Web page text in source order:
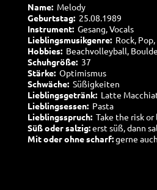
Name: Melody
Geburtstag: 25.08.1989
Instrument: Gesang, Vocals
Lieblingsmusikgenre: Rock,
Hobbies: Beachvolleyball,
Schuhgröße: 37
Stärke: Optimismus
Schwäche: Süßigkeiten
Lieblingsgetränk: Latte
Lieblingsessen: Pasta
Lieblingsspruch: Take the risk
Süß oder salzig:erst süß, dann
Mit oder ohne scharf:gerne